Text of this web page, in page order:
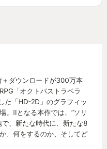
。「無駄の中に宝があ
場合、「主人公の名前
「主人公がリンクな
なの？」といった意見
ルダ姫が重要な役割を
伏線言いすぎて伏線さ
るのは味気ない。伏線
クスが海王類に腕食わ
回転すれば1200万パワ
も愛してやってほし
的な話もしていきた
ダウンロードが300万本
「オクトパストラベラ
た「HD-2D」のグラフィッ
。IIとなる本作では、“ソリ
、新たな時代に、新たな8
、何をするのか、そしてど